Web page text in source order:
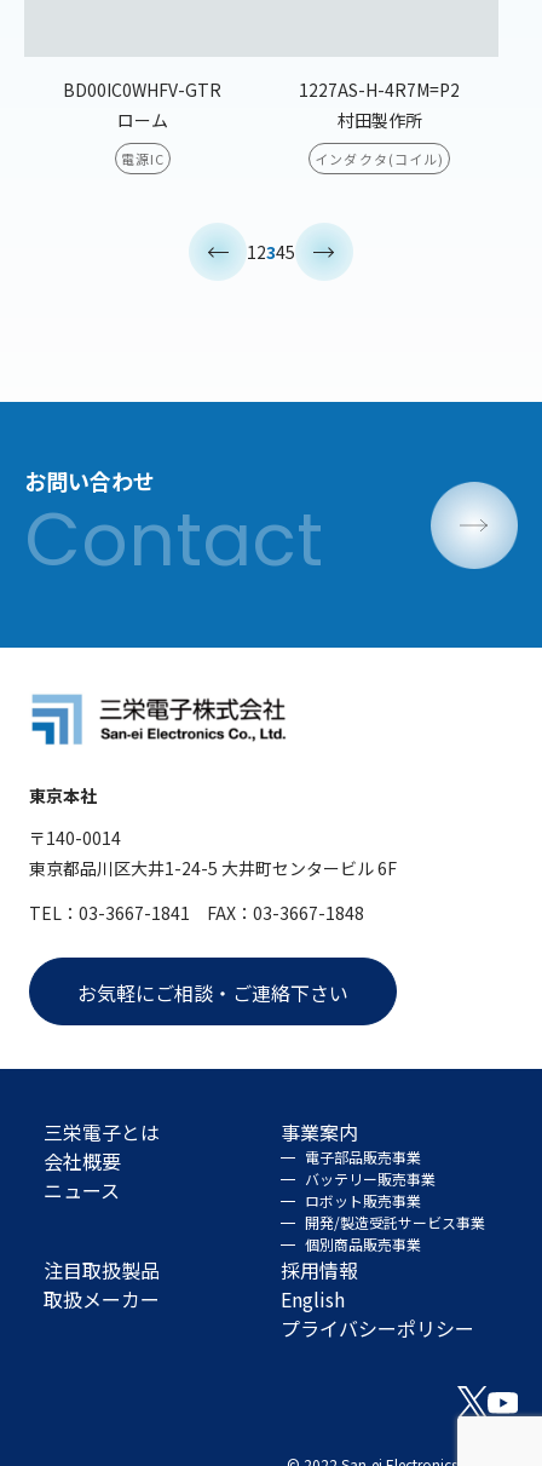
BD00IC0WHFV-GTR
ローム
電源IC
1227AS-H-4R7M=P2
村田製作所
インダクタ(コイル)
12345
お問い合わせ
東京本社
〒140-0014
東京都品川区大井1-24-5 大井町センタービル 6F
TEL：03-3667-1841 FAX：03-3667-1848
お気軽にご相談・ご連絡下さい
三栄電子とは
会社概要
ニュース
事業案内
電子部品販売事業
バッテリー販売事業
ロボット販売事業
開発/製造受託サービス事業
個別商品販売事業
注目取扱製品
取扱メーカー
採用情報
English
プライバシーポリシー